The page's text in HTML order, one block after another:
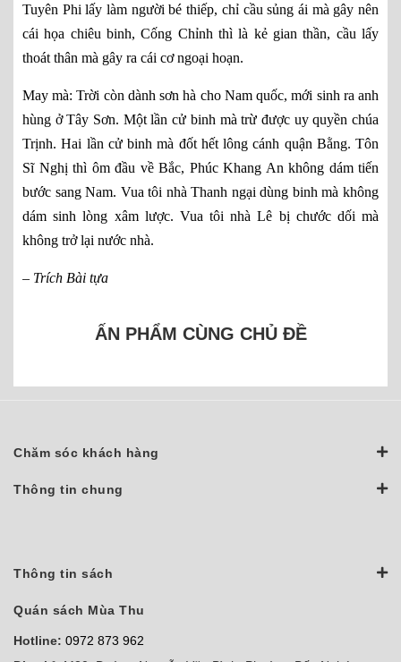
Tuyên Phi lấy làm người bé thiếp, chỉ cầu sủng ái mà gây nên
cái họa chiêu binh, Cống Chỉnh thì là kẻ gian thần, cầu lấy
thoát thân mà gây ra cái cơ ngoại hoạn.
May mà: Trời còn dành sơn hà cho Nam quốc, mới sinh ra anh
hùng ở Tây Sơn. Một lần cử binh mà trừ được uy quyền chúa
Trịnh. Hai lần cử binh mà đốt hết lông cánh quận Bằng. Tôn
Sĩ Nghị thì ôm đầu về Bắc, Phúc Khang An không dám tiến
bước sang Nam. Vua tôi nhà Thanh ngại dùng binh mà không
dám sinh lòng xâm lược. Vua tôi nhà Lê bị chước dối mà
không trở lại nước nhà.
– Trích Bài tựa
ẤN PHẨM CÙNG CHỦ ĐỀ
Chăm sóc khách hàng
Thông tin chung
Thông tin sách
Quán sách Mùa Thu
Hotline: 0972 873 962